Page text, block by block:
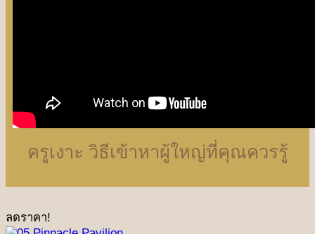
ครูเงาะ วิธีเข้าหาผู้ใหญ่ที่คุณควรรู้
ลดราคา!